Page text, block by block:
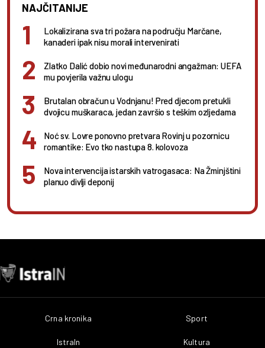
NAJČITANIJE
Lokalizirana sva tri požara na području Marčane,
kanaderi ipak nisu morali intervenirati
Zlatko Dalić dobio novi međunarodni angažman: UEFA
mu povjerila važnu ulogu
Brutalan obračun u Vodnjanu! Pred djecom pretukli
dvojicu muškaraca, jedan završio s teškim ozljedama
Noć sv. Lovre ponovno pretvara Rovinj u pozornicu
romantike: Evo tko nastupa 8. kolovoza
Nova intervencija istarskih vatrogasaca: Na Žminjštini
planuo divlji deponij
Crna kronika
IstraIn
Sport
Kultura